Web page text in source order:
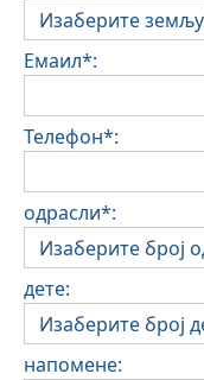
Емаил*:
Телефон*:
одрасли*:
дете:
напомене: